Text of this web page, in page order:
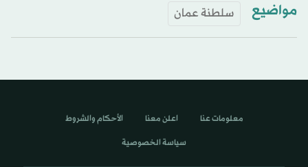
مواضيع سلطنة عمان
معلومات عنا اعلن معنا الأحكام والشروط
سياسة الخصوصية